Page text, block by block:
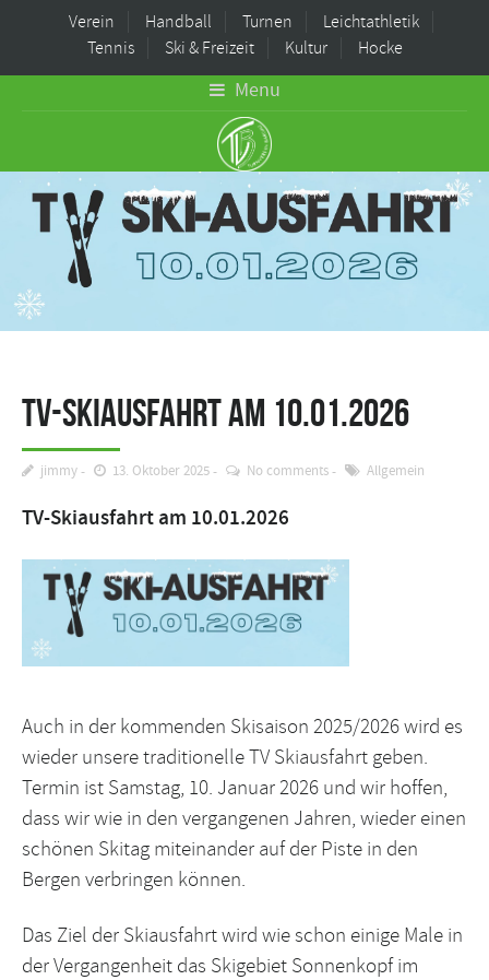
Verein Handball Turnen
Leichtathletik
Tennis
Ski & Freizeit Kultur Hocke
Menu
TV-Skiausfahrt am 10.01.2026
jimmy 13. Oktober 2025 No comments Allgemein
TV-Skiausfahrt am 10.01.2026
Auch in der kommenden Skisaison 2025/2026 wird es
wieder unsere traditionelle TV Skiausfahrt geben.
Termin ist Samstag, 10. Januar 2026 und wir hoffen,
dass wir wie in den vergangenen Jahren, wieder einen
schönen Skitag miteinander auf der Piste in den
Bergen verbringen können.
Das Ziel der Skiausfahrt wird wie schon einige Male in
der Vergangenheit das Skigebiet Sonnenkopf im